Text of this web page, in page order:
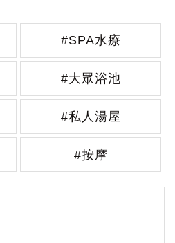
#SPA水療
#大眾浴池
#私人湯屋
#按摩